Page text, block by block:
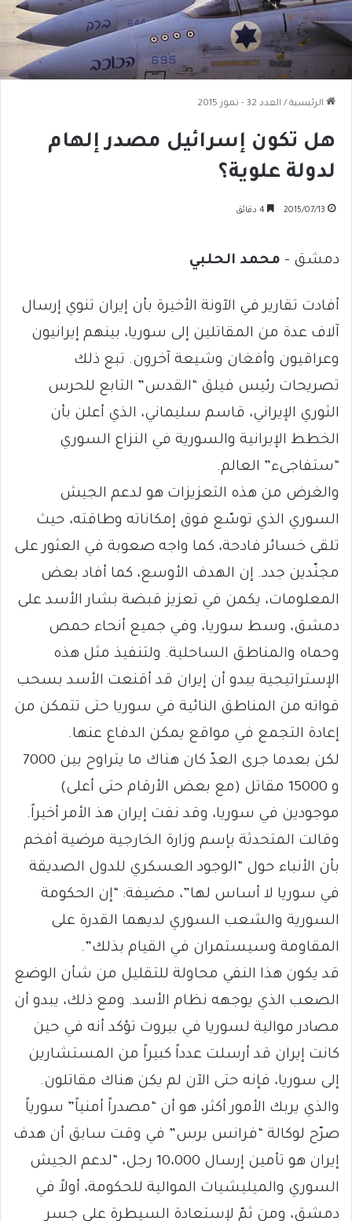
الرئيسية / العدد 32 - تموز 2015
هل تكون إسرائيل مصدر إلهام
لدولة علوية؟
2015/07/13
دمشق – محمد الحلبي
أفادت تقارير في الآونة الأخيرة بأن إيران تنوي إرسال
آلاف عدة من المقاتلين إلى سوريا، بينهم إيرانيون
وعراقيون وأفغان وشيعة آخرون. تبع ذلك
تصريحات رئيس فيلق “القدس” التابع للحرس
الثوري الإيراني، قاسم سليماني، الذي أعلن بأن
الخطط الإيرانية والسورية في النزاع السوري
“ستفاجىء” العالم.
والغرض من هذه التعزيزات هو لدعم الجيش
السوري الذي توسّع فوق إمكاناته وطاقته، حيث
تلقى خسائر فادحة، كما واجه صعوبة في العثور على
مجنّدين جدد. إن الهدف الأوسع، كما أفاد بعض
المعلومات، يكمن في تعزيز قبضة بشار الأسد على
دمشق، وسط سوريا، وفي جميع أنحاء حمص
وحماه والمناطق الساحلية. ولتنفيذ مثل هذه
الإستراتيجية يبدو أن إيران قد أقنعت الأسد بسحب
قواته من المناطق النائية في سوريا حتى تتمكن من
إعادة التجمع في مواقع يمكن الدفاع عنها.
لكن بعدما جرى العدّ كان هناك ما يتراوح بين 7000
و 15000 مقاتل (مع بعض الأرقام حتى أعلى)
موجودين في سوريا، وقد نفت إيران هذ الأمر أخيراً.
وقالت المتحدثة بإسم وزارة الخارجية مرضية أفخم
بأن الأنباء حول “الوجود العسكري للدول الصديقة
في سوريا لا أساس لها”، مضيفة: “إن الحكومة
السورية والشعب السوري لديهما القدرة على
المقاومة وسيستمران في القيام بذلك”.
قد يكون هذا النفي محاولة للتقليل من شأن الوضع
الصعب الذي يوجهه نظام الأسد. ومع ذلك، يبدو أن
مصادر موالية لسوريا في بيروت تؤكد أنه في حين
كانت إيران قد أرسلت عدداً كبيراً من المستشارين
إلى سوريا، فإنه حتى الآن لم يكن هناك مقاتلون.
والذي يربك الأمور أكثر، هو أن “مصدراً أمنياً” سورياً
صرّح لوكالة “فرانس برس” في وقت سابق أن هدف
إيران هو تأمين إرسال 10،000 رجل، “لدعم الجيش
السوري والميليشيات الموالية للحكومة، أولاً في
دمشق، ومن ثمّ لإستعادة السيطرة على جسر